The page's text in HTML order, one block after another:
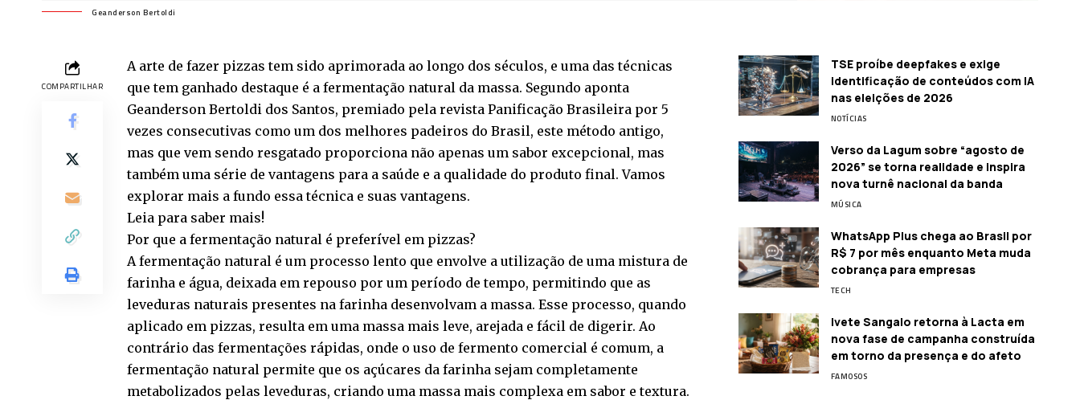
Geanderson Bertoldi
COMPARTILHAR
A arte de fazer pizzas tem sido aprimorada ao longo dos séculos, e uma das técnicas
que tem ganhado destaque é a fermentação natural da massa. Segundo aponta
Geanderson Bertoldi dos Santos, premiado pela revista Panificação Brasileira por 5
vezes consecutivas como um dos melhores padeiros do Brasil, este método antigo,
mas que vem sendo resgatado proporciona não apenas um sabor excepcional, mas
também uma série de vantagens para a saúde e a qualidade do produto final. Vamos
explorar mais a fundo essa técnica e suas vantagens.
Leia para saber mais!
Por que a fermentação natural é preferível em pizzas?
A fermentação natural é um processo lento que envolve a utilização de uma mistura de
farinha e água, deixada em repouso por um período de tempo, permitindo que as
leveduras naturais presentes na farinha desenvolvam a massa. Esse processo, quando
aplicado em pizzas, resulta em uma massa mais leve, arejada e fácil de digerir. Ao
contrário das fermentações rápidas, onde o uso de fermento comercial é comum, a
fermentação natural permite que os açúcares da farinha sejam completamente
metabolizados pelas leveduras, criando uma massa mais complexa em sabor e textura.
TSE proíbe deepfakes e exige
identificação de conteúdos com IA
nas eleições de 2026
NOTÍCIAS
Verso da Lagum sobre “agosto de
2026” se torna realidade e inspira
nova turnê nacional da banda
MÚSICA
WhatsApp Plus chega ao Brasil por
R$ 7 por mês enquanto Meta muda
cobrança para empresas
TECH
Ivete Sangalo retorna à Lacta em
nova fase de campanha construída
em torno da presença e do afeto
FAMOSOS